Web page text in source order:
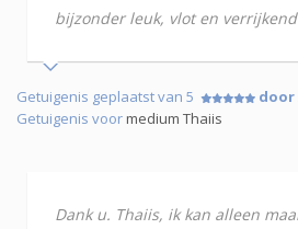
bijzonder leuk, vlot en
Getuigenis geplaatst van 5 door
Getuigenis voormedium Thaiis
Dank u. Thaiis, ik kan alleen